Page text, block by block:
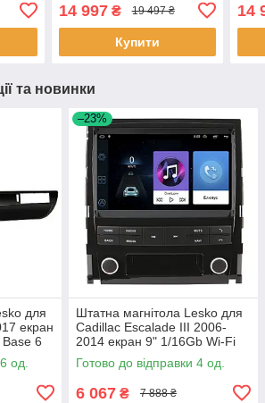
Prime 2 шт.
14 997₴ 19 497 ₴
Купити
шт.
14
та новинки
для
екран
6
од.
–23%
Штатна магнітола Lesko для
Cadillac Escalade III 2006-
2014 екран 9" 1/16Gb Wi-Fi
GPS Base Каміллак 4 шт.
Готово до відправки 4 од.
6 067 ₴ 7 888 ₴